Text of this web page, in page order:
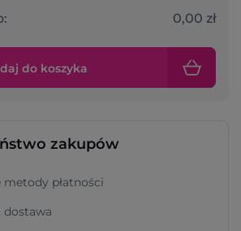
0,00 zł
do koszyka
zakupów
metody płatności
dostawa